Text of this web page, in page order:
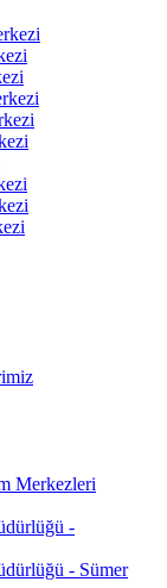
Merkezleri
-
- Sümer